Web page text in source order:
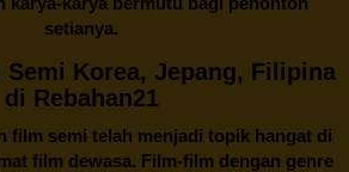
setianya.
Korea, Jepang, Filipina
di Rebahan21
film semi telah menjadi topik hangat di
film dewasa. Film-film dengan genre